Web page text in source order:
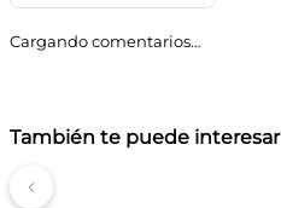
Cargando comentarios…
También te puede interesar